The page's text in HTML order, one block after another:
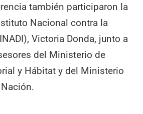
también participaron la
Nacional contra la
Victoria Donda, junto a
del Ministerio de
y Hábitat y del Ministerio